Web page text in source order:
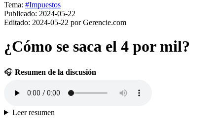
Tema: #Impuestos
Publicado: 2024-05-22
Editado: 2024-05-22 por Gerencie.com
¿Cómo se saca el 4 por mil?
🎧 Resumen de la discusión
Leer resumen